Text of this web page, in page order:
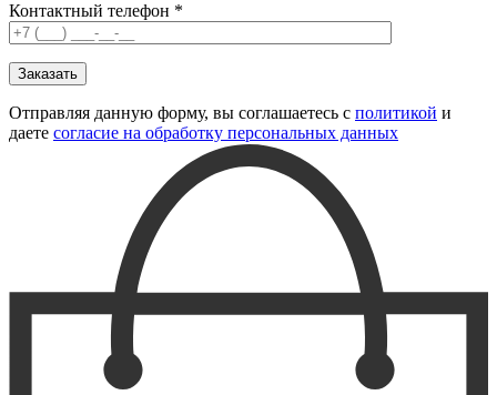
Контактный телефон *
Отправляя данную форму, вы соглашаетесь с политикой и
даете согласие на обработку персональных данных